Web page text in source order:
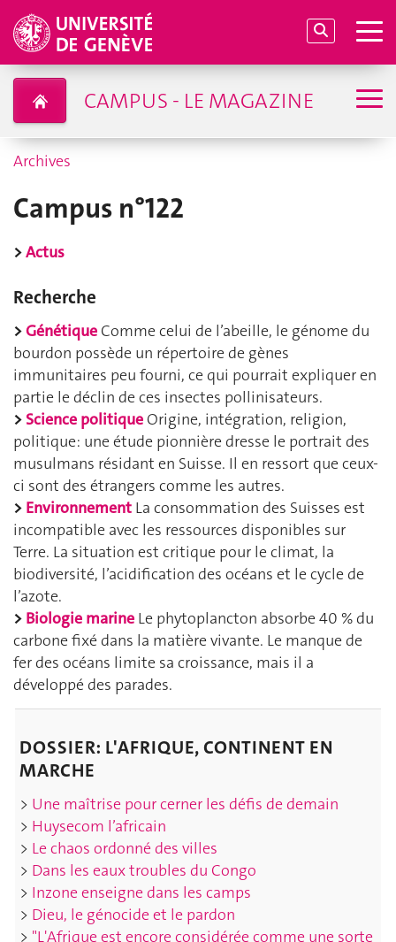
CAMPUS - LE MAGAZINE
Archives
Campus n°122
>Actus
Recherche
>Génétique Comme celui de l’abeille, le génome du
bourdon possède un répertoire de gènes
immunitaires peu fourni, ce qui pourrait expliquer en
partie le déclin de ces insectes pollinisateurs.
> Science politique Origine, intégration, religion,
politique: une étude pionnière dresse le portrait des
musulmans résidant en Suisse. Il en ressort que ceux-
ci sont des étrangers comme les autres.
> Environnement La consommation des Suisses est
incompatible avec les ressources disponibles sur
Terre. La situation est critique pour le climat, la
biodiversité, l’acidification des océans et le cycle de
l’azote.
> Biologie marine Le phytoplancton absorbe 40 % du
carbone fixé dans la matière vivante. Le manque de
fer des océans limite sa croissance, mais il a
développé des parades.
DOSSIER: L'AFRIQUE, CONTINENT EN
MARCHE
> Une maîtrise pour cerner les défis de demain
> Huysecom l’africain
> Le chaos ordonné des villes
> Dans les eaux troubles du Congo
> Inzone enseigne dans les camps
> Dieu, le génocide et le pardon
> "L'Afrique est encore considérée comme une sorte